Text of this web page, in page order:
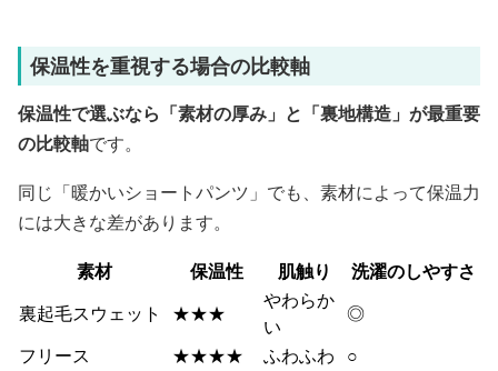
保温性を重視する場合の比較軸
保温性で選ぶなら「素材の厚み」と「裏地構造」が最重要
の比較軸です。
同じ「暖かいショートパンツ」でも、素材によって保温力
には大きな差があります。
素材
保温性 肌触り
洗濯のしやすさ
裏起毛スウェット
★★★
やわらか
い
◎
フリース
★★★★ ふわふわ ○